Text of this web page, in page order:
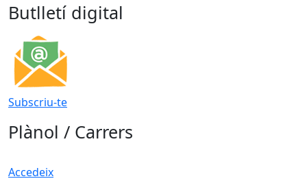
Butlletí digital
Subscriu-te
Plànol / Carrers
Accedeix